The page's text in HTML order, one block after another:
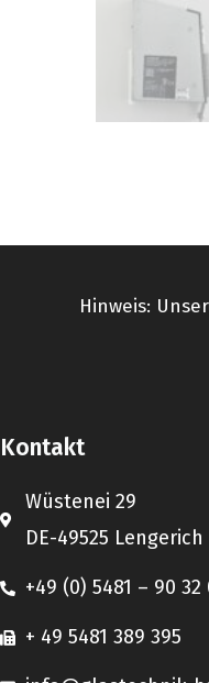
Hinweis:
Kontakt
Wüstenei 29
DE-49525 Lengerich
+49 (0) 5481 – 90 32
+ 49 5481 389 395